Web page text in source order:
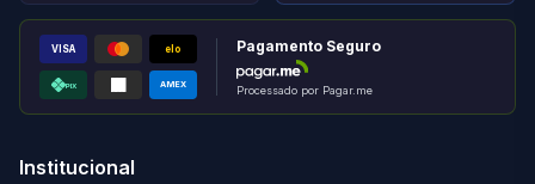
VISA elo
PIX AMEX
Pagamento Seguro
Processado por Pagar.me
Institucional